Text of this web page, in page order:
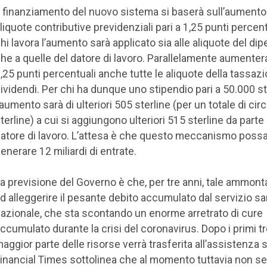
finanziamento del nuovo sistema si baserà
contributive previdenziali pari a 1,25 punti
lavora l’aumento sarà applicato sia alle aliquote del
a quelle del datore di lavoro. Parallelamente
punti percentuali anche tutte le aliquote della
Per chi ha dunque uno stipendio pari a 50.000
sarà di ulteriori 505 sterline (per un totale di
a cui si aggiungono ulteriori 515 sterline da parte
di lavoro. L’attesa è che questo meccanismo
12 miliardi di entrate.
previsione del Governo è che, per tre anni, tale
alleggerire il pesante debito accumulato dal servizio
che sta scontando un enorme arretrato di cure
durante la crisi del coronavirus. Dopo i primi
parte delle risorse verrà trasferita all’assistenza
Times sottolinea che al momento tuttavia non